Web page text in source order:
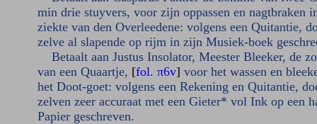
min drie stuyvers, voor zijn oppassen en nagtbraken
ziekte van den Overleedene: volgens een Quitantie,
zelve al slapende op rijm in zijn Musiek-boek
Betaalt aan Justus Insolator, Meester Bleeker, de
van een Quaartje, [fol. π6v] voor het wassen en
het Doot-goet: volgens een Rekening en Quitantie,
zelven zeer accuraat met een Gieter* vol Ink op een
Papier geschreven.